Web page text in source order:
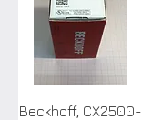
Beckhoff, CX2500-